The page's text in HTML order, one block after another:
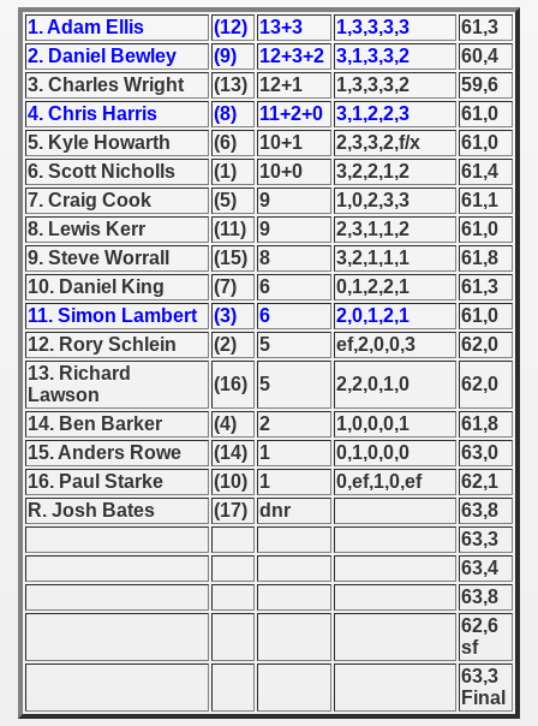
1. Adam Ellis (12) 13+3 1,3,3,3,3
61,3
2. Daniel Bewley
(9) 12+3+2 3,1,3,3,2
60,4
3. Charles Wright
(13) 12+1 1,3,3,3,2
59,6
4. Chris Harris
(8) 11+2+0 3,1,2,2,3
61,0
5. Kyle Howarth
(6) 10+1 2,3,3,2,f/x
61,0
6. Scott Nicholls
(1) 10+0 3,2,2,1,2
61,4
7. Craig Cook
(5) 9 1,0,2,3,3
61,1
8. Lewis Kerr
(11) 9 2,3,1,1,2
61,0
9. Steve Worrall
(15) 8 3,2,1,1,1
61,8
10. Daniel King
(7) 6 0,1,2,2,1
61,3
11. Simon Lambert
(3) 6 2,0,1,2,1
61,0
12. Rory Schlein
(2) 5 ef,2,0,0,3
62,0
13. Richard
Lawson
(16) 5 2,2,0,1,0
62,0
14. Ben Barker
(4) 2 1,0,0,0,1
61,8
15. Anders Rowe
(14) 1 0,1,0,0,0
63,0
16. Paul Starke
(10) 1 0,ef,1,0,ef
62,1
R. Josh Bates
(17) dnr
63,8
63,3
63,4
63,8
62,6
sf
63,3
Final
Świata (World Speedway Championship)
1946
- 1952